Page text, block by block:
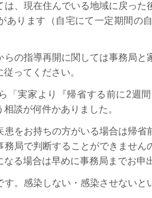
は、現在住んでいる地域に戻っ
あります（自宅にて一定期間の
らの指導再開に関しては事務局
ってください。
「実家より『帰省する前に2週
談が何件かありました。
患をお持ちの方がいる場合は帰省
務局で判断することができません
る場合は早めに事務局までお申
す。感染しない・感染させないと